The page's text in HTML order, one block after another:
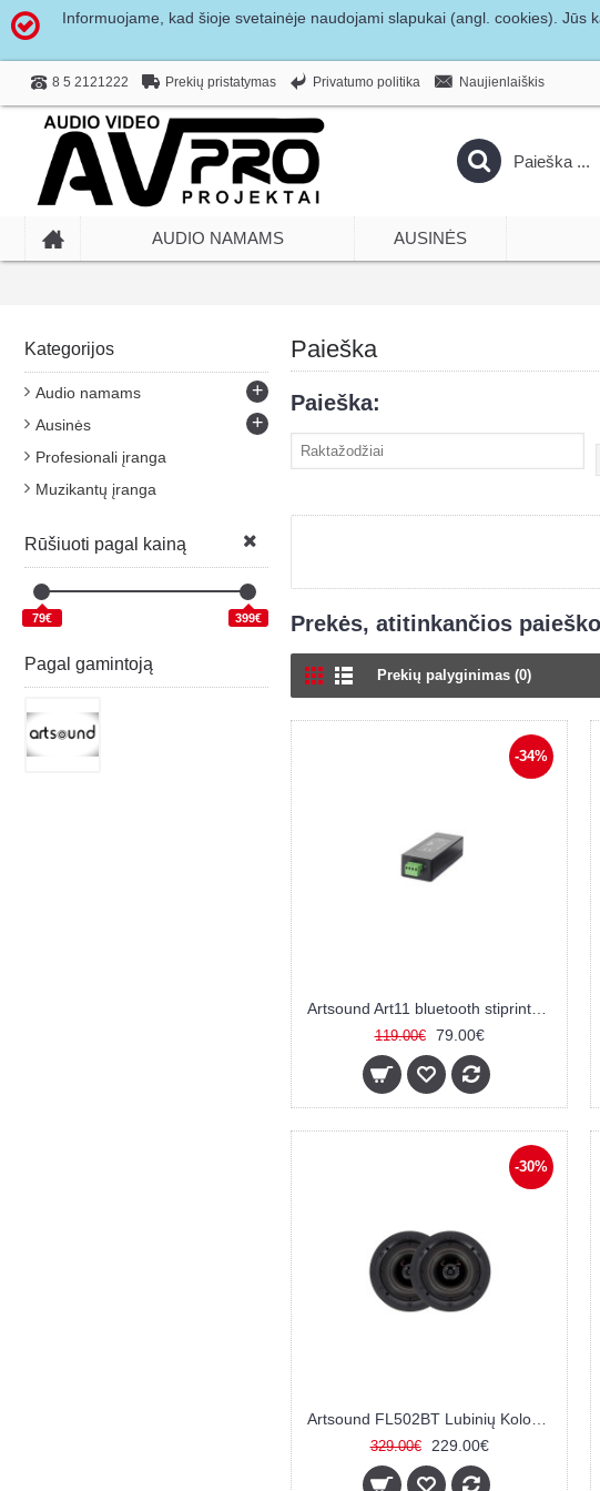
Informuojame, kad šioje svetainėje naudojami slapukai (angl. cookies).
8 5 2121222 Prekių pristatymas Privatumo politika Naujienlaiškis
AUDIO NAMAMS AUSINĖS
Kategorijos
Audio namams +
Ausinės +
Profesionali įranga
Muzikantų įranga
Rūšiuoti pagal kainą
79€ 399€
Pagal gamintoją
Paieška
Paieška:
Prekės, atitinkančios
Prekių palyginimas (0)
-34%
119.00€ 79.00€
-30%
329.00€ 229.00€